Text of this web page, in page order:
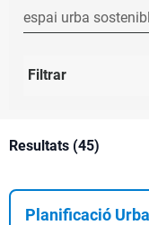
Filtrar
Resultats (45)
Planificació